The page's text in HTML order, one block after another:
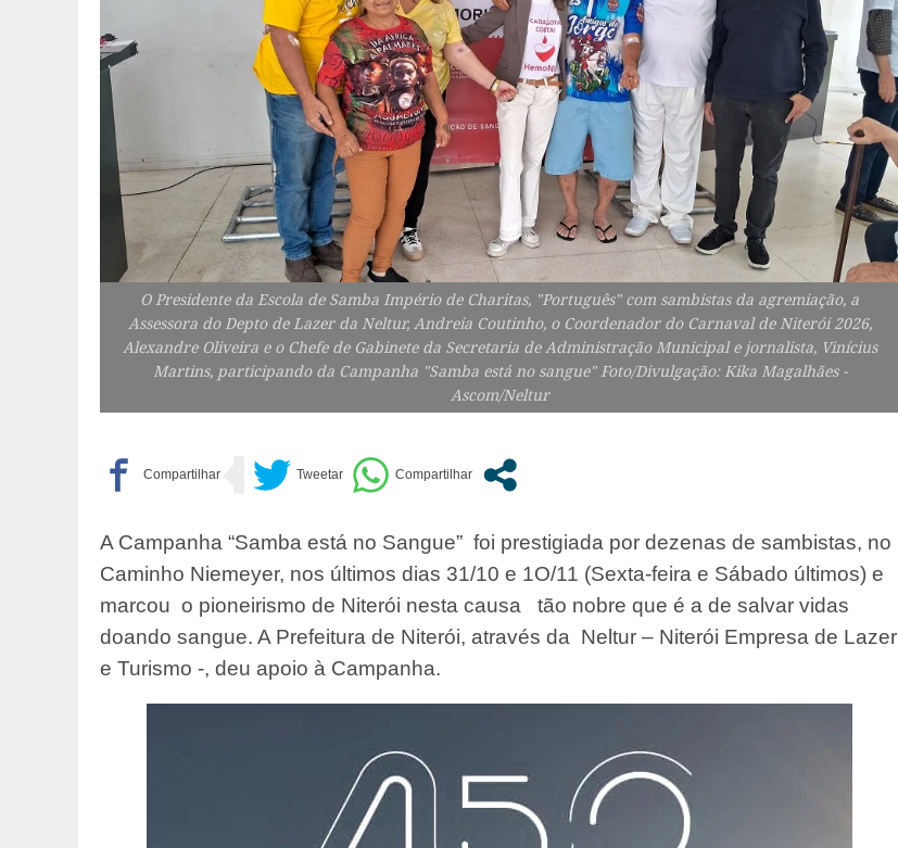
O Presidente da Escola de Samba Império de Charitas, "Português" com sambistas da agremiação, a
Assessora do Depto de Lazer da Neltur, Andreia Coutinho, o Coordenador do Carnaval de Niterói 2026,
Alexandre Oliveira e o Chefe de Gabinete da Secretaria de Administração Municipal e jornalista, Vinícius
Martins, participando da Campanha "Samba está no sangue" Foto/Divulgação: Kika Magalhães -
Ascom/Neltur
A Campanha “Samba está no Sangue” foi prestigiada por dezenas de sambistas, no
Caminho Niemeyer, nos últimos dias 31/10 e 1O/11 (Sexta-feira e Sábado últimos) e
marcou o pioneirismo de Niterói nesta causa tão nobre que é a de salvar vidas
doando sangue. A Prefeitura de Niterói, através da Neltur – Niterói Empresa de Lazer
e Turismo -, deu apoio à Campanha.